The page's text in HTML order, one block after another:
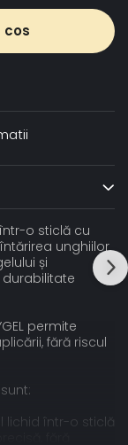
cos
într-o sticlă cu
unghiilor
și
permite
fără riscul
lichid într-o sticlă